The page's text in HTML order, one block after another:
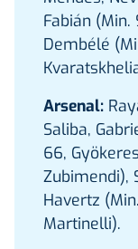
Fabián
Dembélé
Arsenal:
Saliba,
66,
Zubimendi),
Havertz
Martinelli).